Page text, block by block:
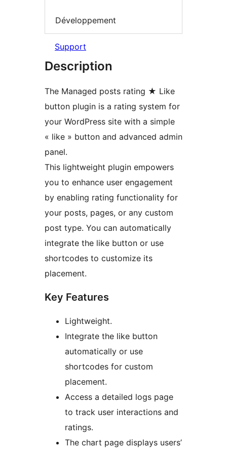
Développement
Support
Description
The Managed posts rating ★ Like
button plugin is a rating system for
your WordPress site with a simple
« like » button and advanced admin
panel.
This lightweight plugin empowers
you to enhance user engagement
by enabling rating functionality for
your posts, pages, or any custom
post type. You can automatically
integrate the like button or use
shortcodes to customize its
placement.
Key Features
Lightweight.
Integrate the like button
automatically or use
shortcodes for custom
placement.
Access a detailed logs page
to track user interactions and
ratings.
The chart page displays users’